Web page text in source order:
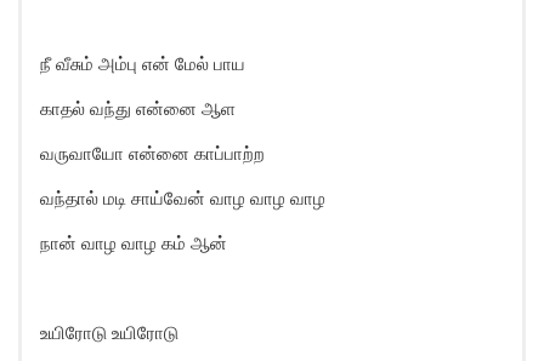
நீ வீசும் அம்பு என் மேல் பாய
காதல் வந்து என்னை ஆள
வருவாயோ என்னை காப்பாற்ற
வந்தால் மடி சாய்வேன் வாழ வாழ வாழ
நான் வாழ வாழ கம் ஆன்
உயிரோடு உயிரோடு